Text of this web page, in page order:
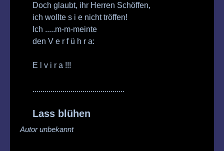
Doch glaubt, ihr Herren Schöffen,
ich wollte s i e nicht tröffen!
Ich .....m-m-meinte
den V e r f ü h r a:
E l v i r a !!!
..............................................
Lass blühen
Autor unbekannt